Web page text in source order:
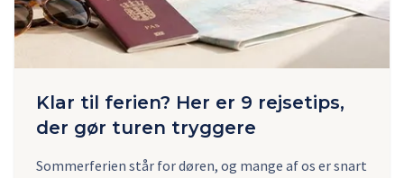
Klar til ferien? Her er 9 rejsetips,
der gør turen tryggere
Sommerferien står for døren, og mange af os er snart